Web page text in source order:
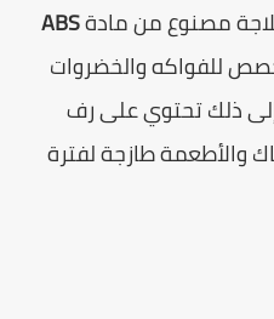
مصنوع من ﻣﺎدةABS
للفواكه والخضروات
ذلك تحتوي على رف
طازجة لفترة